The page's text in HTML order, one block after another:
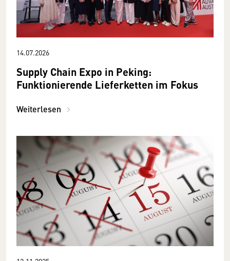
14.07.2026
Supply Chain Expo in Peking:
Funktionierende Lieferketten im Fokus
Weiterlesen